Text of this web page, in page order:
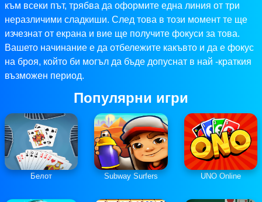
към всеки път, трябва да оформите една линия от три
неразличими сладкиши. След това в този момент те ще
изчезнат от екрана и вие ще получите фокуси за това.
Вашето начинание е да отбележите какъвто и да е фокус
на броя, който би могъл да бъде допуснат в най -краткия
възможен период.
Популярни игри
Белот Subway Surfers UNO Online